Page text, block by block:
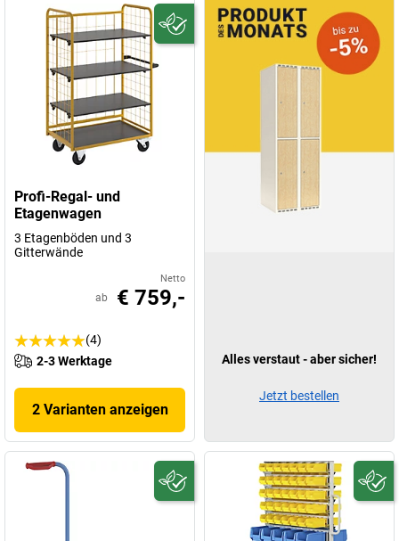
Profi-Regal- und
Etagenwagen
3 Etagenböden und 3
Gitterwände
Netto
ab € 759,-
(4)
2-3 Werktage
2 Varianten anzeigen
Alles verstaut - aber sicher!
Jetzt bestellen